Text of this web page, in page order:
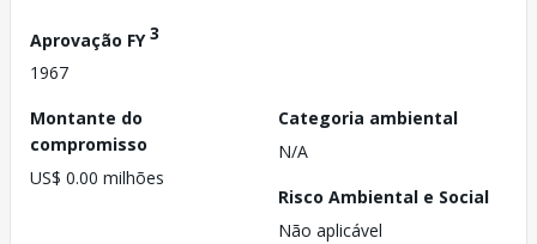
Aprovação FY3
1967
Montante do
compromisso
US$ 0.00 milhões
Categoria ambiental
N/A
Risco Ambiental e Social
Não aplicável